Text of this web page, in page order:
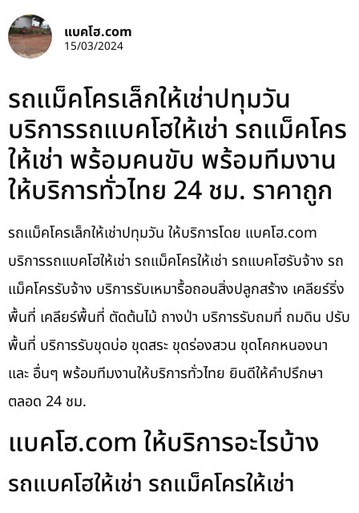
แบคโฮ.com
15/03/2024
รถแม็คโครเล็กให้เช่าปทุมวัน
บริการรถแบคโฮให้เช่า รถแม็คโคร
ให้เช่า พร้อมคนขับ พร้อมทีมงาน
ให้บริการทั่วไทย 24 ชม. ราคาถูก
รถแม็คโครเล็กให้เช่าปทุมวัน ให้บริการโดย แบคโฮ.com
บริการรถแบคโฮให้เช่า รถแม็คโครให้เช่า รถแบคโฮรับจ้าง รถ
แม็คโครรับจ้าง บริการรับเหมารื้อถอนสิ่งปลูกสร้าง เคลียร์ริ่ง
พื้นที่ เคลียร์พื้นที่ ตัดต้นไม้ ถางป่า บริการรับถมที่ ถมดิน ปรับ
พื้นที่ บริการรับขุดบ่อ ขุดสระ ขุดร่องสวน ขุดโคกหนองนา
และ อื่นๆ พร้อมทีมงานให้บริการทั่วไทย ยินดีให้คำปรึกษา
ตลอด 24 ชม.
แบคโฮ.com ให้บริการอะไรบ้าง
รถแบคโฮให้เช่า รถแม็คโครให้เช่า